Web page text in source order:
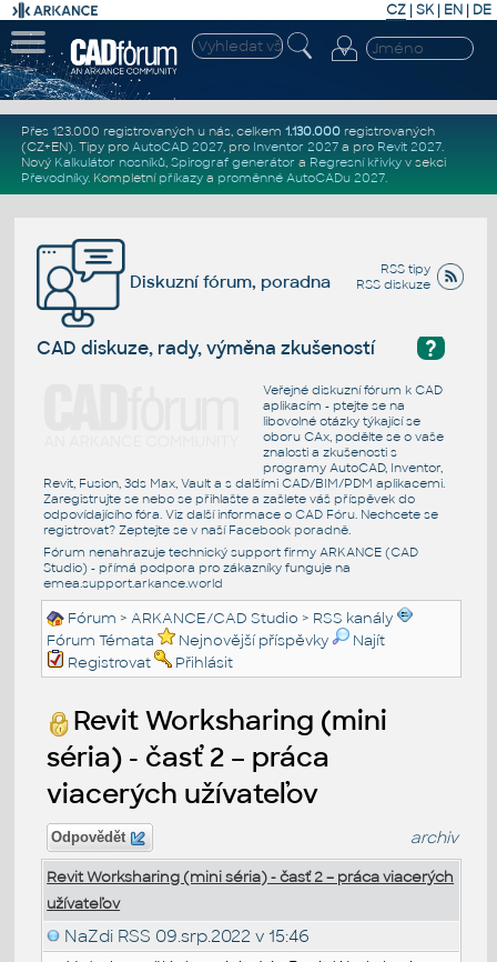
CZ | SK| EN | DE
Přes 123.000 registrovaných u nás, celkem 1.130.000registrovaných
(CZ+EN). Tipy pro AutoCAD 2027, pro Inventor 2027a pro Revit 2027.
Nový Kalkulátor nosníků, Spirograf generátor a Regresní křivkyv sekci
Převodníky. Kompletní příkazya proměnné AutoCADu 2027.
RSS tipy
RSS diskuze
Diskuzní fórum, poradna
?
CAD diskuze, rady, výměna zkušeností
Veřejné diskuzní fórum k CAD
aplikacím - ptejte se na
libovolné otázky týkající se
oboru CAx, podělte se o vaše
znalosti a zkušenosti s
programy AutoCAD, Inventor,
Revit, Fusion, 3ds Max, Vault a s dalšími CAD/BIM/PDM aplikacemi.
Zaregistrujte se nebo se přihlašte a zašlete váš příspěvek do
odpovídajícího fóra. Viz další informace o CAD Fóru. Nechcete se
registrovat? Zeptejte se v naší Facebook poradně.
Fórum nenahrazuje technický support firmy ARKANCE (CAD
Studio) - přímá podpora pro zákazníky funguje na
emea.support.arkance.world
Fórum >ARKANCE/CAD Studio > RSS kanály
Fórum Témata
Nejnovější příspěvky
Najít
Registrovat
Přihlásit
Revit Worksharing (mini
séria) - časť 2 – práca
viacerých užívateľov
Odpovědět archiv
Revit Worksharing (mini séria) - časť 2 – práca viacerých
užívateľov
NaZdi RSS 09.srp.2022 v 15:46